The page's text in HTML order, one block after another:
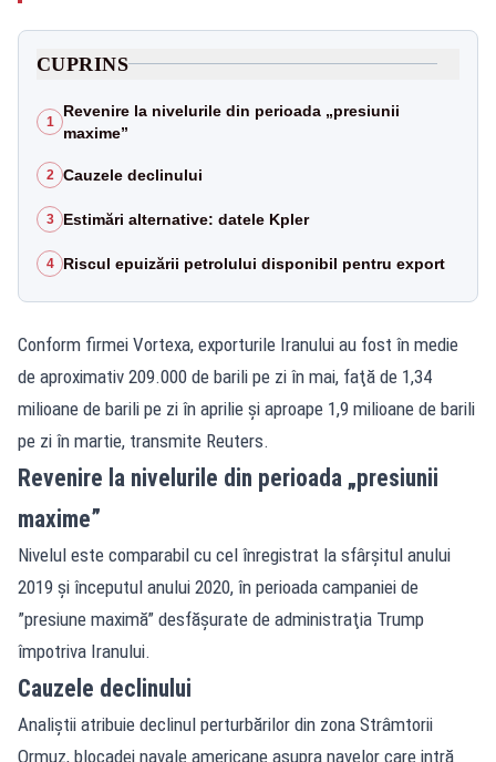
CUPRINS
1
Revenire la nivelurile din perioada „presiunii
maxime”
2 Cauzele declinului
3 Estimări alternative: datele Kpler
4 Riscul epuizării petrolului disponibil pentru export
Conform firmei Vortexa, exporturile Iranului au fost în medie
de aproximativ 209.000 de barili pe zi în mai, faţă de 1,34
milioane de barili pe zi în aprilie şi aproape 1,9 milioane de barili
pe zi în martie, transmite Reuters.
Revenire la nivelurile din perioada „presiunii
maxime”
Nivelul este comparabil cu cel înregistrat la sfârşitul anului
2019 şi începutul anului 2020, în perioada campaniei de
”presiune maximă” desfăşurate de administraţia Trump
împotriva Iranului.
Cauzele declinului
Analiştii atribuie declinul perturbărilor din zona Strâmtorii
Ormuz, blocadei navale americane asupra navelor care intră